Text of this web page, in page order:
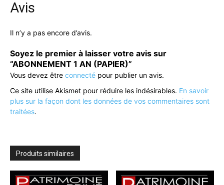
Avis
Il n’y a pas encore d’avis.
Soyez le premier à laisser votre avis sur
“ABONNEMENT 1 AN (PAPIER)”
Vous devez être connecté pour publier un avis.
Ce site utilise Akismet pour réduire les indésirables. En savoir
plus sur la façon dont les données de vos commentaires sont
traitées.
Produits similaires